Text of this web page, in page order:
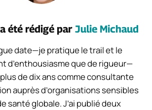
été rédigé par Julie Michaud
date—je pratique le trail et le
d’enthousiasme que de rigueur—
de dix ans comme consultante
auprès d’organisations sensibles
santé globale. J’ai publié deux